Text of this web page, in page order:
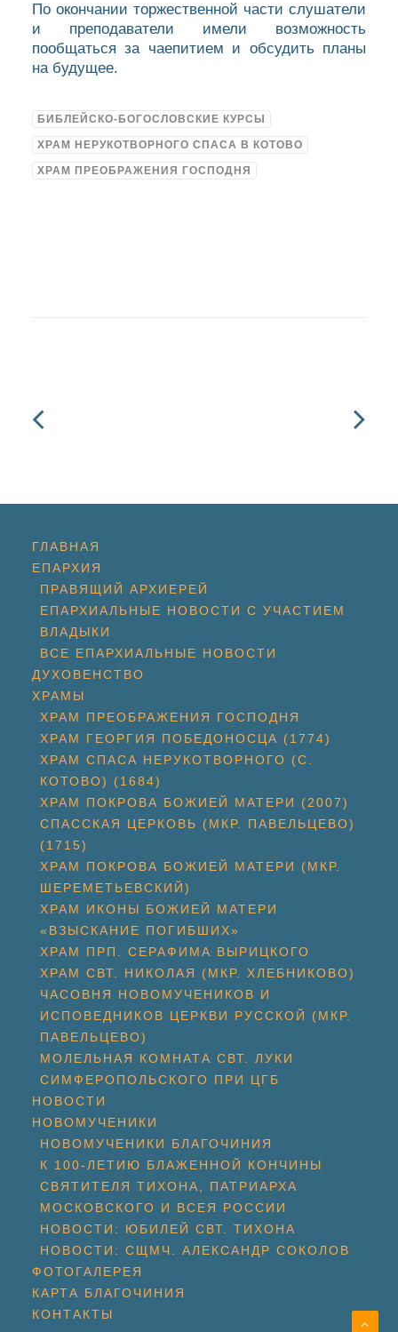
По окончании торжественной части слушатели
и преподаватели имели возможность
пообщаться за чаепитием и обсудить планы
на будущее.
БИБЛЕЙСКО-БОГОСЛОВСКИЕ КУРСЫ
ХРАМ НЕРУКОТВОРНОГО СПАСА В КОТОВО
ХРАМ ПРЕОБРАЖЕНИЯ ГОСПОДНЯ
ГЛАВНАЯ
ЕПАРХИЯ
ПРАВЯЩИЙ АРХИЕРЕЙ
ЕПАРХИАЛЬНЫЕ НОВОСТИ С УЧАСТИЕМ
ВЛАДЫКИ
ВСЕ ЕПАРХИАЛЬНЫЕ НОВОСТИ
ДУХОВЕНСТВО
ХРАМЫ
ХРАМ ПРЕОБРАЖЕНИЯ ГОСПОДНЯ
ХРАМ ГЕОРГИЯ ПОБЕДОНОСЦА (1774)
ХРАМ СПАСА НЕРУКОТВОРНОГО (С.
КОТОВО) (1684)
ХРАМ ПОКРОВА БОЖИЕЙ МАТЕРИ (2007)
СПАССКАЯ ЦЕРКОВЬ (МКР. ПАВЕЛЬЦЕВО)
(1715)
ХРАМ ПОКРОВА БОЖИЕЙ МАТЕРИ (МКР.
ШЕРЕМЕТЬЕВСКИЙ)
ХРАМ ИКОНЫ БОЖИЕЙ МАТЕРИ
«ВЗЫСКАНИЕ ПОГИБШИХ»
ХРАМ ПРП. СЕРАФИМА ВЫРИЦКОГО
ХРАМ СВТ. НИКОЛАЯ (МКР. ХЛЕБНИКОВО)
ЧАСОВНЯ НОВОМУЧЕНИКОВ И
ИСПОВЕДНИКОВ ЦЕРКВИ РУССКОЙ (МКР.
ПАВЕЛЬЦЕВО)
МОЛЕЛЬНАЯ КОМНАТА СВТ. ЛУКИ
СИМФЕРОПОЛЬСКОГО ПРИ ЦГБ
НОВОСТИ
НОВОМУЧЕНИКИ
НОВОМУЧЕНИКИ БЛАГОЧИНИЯ
К 100-ЛЕТИЮ БЛАЖЕННОЙ КОНЧИНЫ
СВЯТИТЕЛЯ ТИХОНА, ПАТРИАРХА
МОСКОВСКОГО И ВСЕЯ РОССИИ
НОВОСТИ: ЮБИЛЕЙ СВТ. ТИХОНА
НОВОСТИ: СЩМЧ. АЛЕКСАНДР СОКОЛОВ
ФОТОГАЛЕРЕЯ
КАРТА БЛАГОЧИНИЯ
КОНТАКТЫ